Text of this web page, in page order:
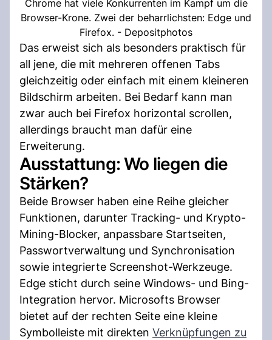
Chrome hat viele Konkurrenten im Kampf um die
Browser-Krone. Zwei der beharrlichsten: Edge und
Firefox. - Depositphotos
Das erweist sich als besonders praktisch für
all jene, die mit mehreren offenen Tabs
gleichzeitig oder einfach mit einem kleineren
Bildschirm arbeiten. Bei Bedarf kann man
zwar auch bei Firefox horizontal scrollen,
allerdings braucht man dafür eine
Erweiterung.
Ausstattung: Wo liegen die
Stärken?
Beide Browser haben eine Reihe gleicher
Funktionen, darunter Tracking- und Krypto-
Mining-Blocker, anpassbare Startseiten,
Passwortverwaltung und Synchronisation
sowie integrierte Screenshot-Werkzeuge.
Edge sticht durch seine Windows- und Bing-
Integration hervor. Microsofts Browser
bietet auf der rechten Seite eine kleine
Symbolleiste mit direkten Verknüpfungen zu